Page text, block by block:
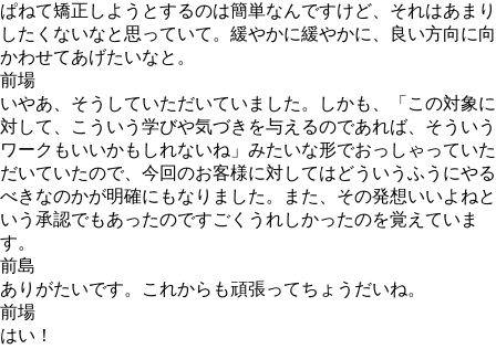
ぱねて矯正しようとするのは簡単なんですけど、それはあまり
したくないなと思っていて。緩やかに緩やかに、良い方向に向
かわせてあげたいなと。
前場
いやあ、そうしていただいていました。しかも、「この対象に
対して、こういう学びや気づきを与えるのであれば、そういう
ワークもいいかもしれないね」みたいな形でおっしゃっていた
だいていたので、今回のお客様に対してはどういうふうにやる
べきなのかが明確にもなりました。また、その発想いいよねと
いう承認でもあったのですごくうれしかったのを覚えていま
す。
前島
ありがたいです。これからも頑張ってちょうだいね。
前場
はい！